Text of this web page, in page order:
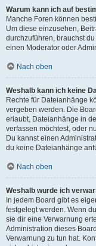
Warum kann ich auf
Manche Foren können
Um diese einzusehen,
durchzuführen, brauchst
einen Moderator oder
Nach oben
Weshalb kann ich keine
Rechte für Dateianhänge
vergeben werden. Die
erlaubt, Dateianhänge in
verfassen möchtest, oder
Du kannst einen
du keine Dateianhänge
Nach oben
Weshalb wurde ich
In jedem Board gibt es
festgelegt werden. Wenn
sie dir eine Verwarnung
Administration dieses
Verwarnung zu tun hat.